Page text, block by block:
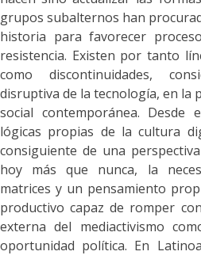
grupos subalternos han
historia para favorecer
resistencia. Existen por tanto
como discontinuidades,
disruptiva de la tecnología, en la
social contemporánea. Desde
lógicas propias de la cultura
consiguiente de una
hoy más que nunca, la
matrices y un pensamiento
productivo capaz de romper
externa del mediactivismo
oportunidad política. En